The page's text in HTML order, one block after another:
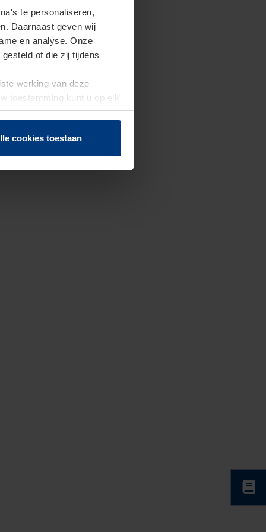
te personaliseren,
Daarnaast geven wij
en analyse. Onze
of die zij tijdens
werking van deze
toestemming kunt u op elk
herroepen.
cookies toestaan